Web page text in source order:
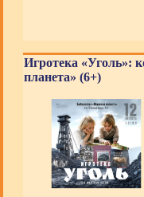
Игротека «Уголь»:
планета» (6+)